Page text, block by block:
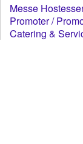
Messe
Promoter /
Catering &